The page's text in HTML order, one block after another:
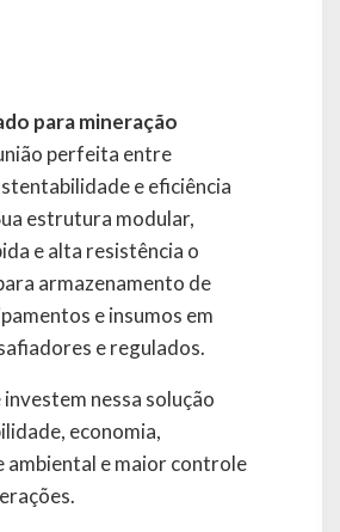
para mineração
perfeita entre
e eficiência
estrutura modular,
e alta resistência o
armazenamento de
e insumos em
e regulados.
investem nessa solução
economia,
ambiental e maior controle